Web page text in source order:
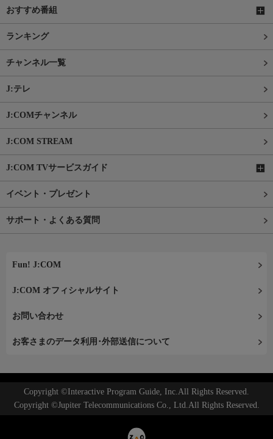
おすすめ番組
ランキング
チャンネル一覧
J:テレ
J:COMチャンネル
J:COM STREAM
J:COM TVサービスガイド
イベント・プレゼント
サポート・よくある質問
Fun! J:COM
J:COM オフィシャルサイト
お問い合わせ
お客さまのデータ利用･外部送信について
Copyright ©Interactive Program Guide, Inc.All Rights Reserved.
Copyright ©Jupiter Telecommunications Co., Ltd.All Rights Reserved.